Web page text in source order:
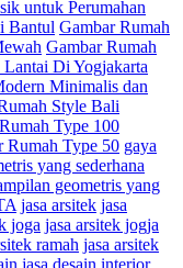
untuk Perumahan
Bantul Gambar Rumah
Gambar Rumah
Di Yogjakarta
Minimalis dan
Style Bali
Type 100
Rumah Type 50 gaya
yang sederhana
geometris yang
jasa arsitek jasa
joga jasa arsitek jogja
ramah jasa arsitek
jasa desain interior